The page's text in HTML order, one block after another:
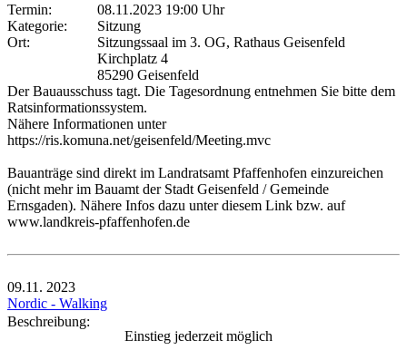
Termin:
08.11.2023 19:00 Uhr
Kategorie:
Sitzung
Ort:
Sitzungssaal im 3. OG, Rathaus Geisenfeld
Kirchplatz 4
85290 Geisenfeld
Der Bauausschuss tagt. Die Tagesordnung entnehmen Sie bitte dem
Ratsinformationssystem.
Nähere Informationen unter
https://ris.komuna.net/geisenfeld/Meeting.mvc
Bauanträge sind direkt im Landratsamt Pfaffenhofen einzureichen
(nicht mehr im Bauamt der Stadt Geisenfeld / Gemeinde
Ernsgaden). Nähere Infos dazu unter diesem Link bzw. auf
www.landkreis-pfaffenhofen.de
09.11. 2023
Nordic - Walking
Beschreibung:
Einstieg jederzeit möglich